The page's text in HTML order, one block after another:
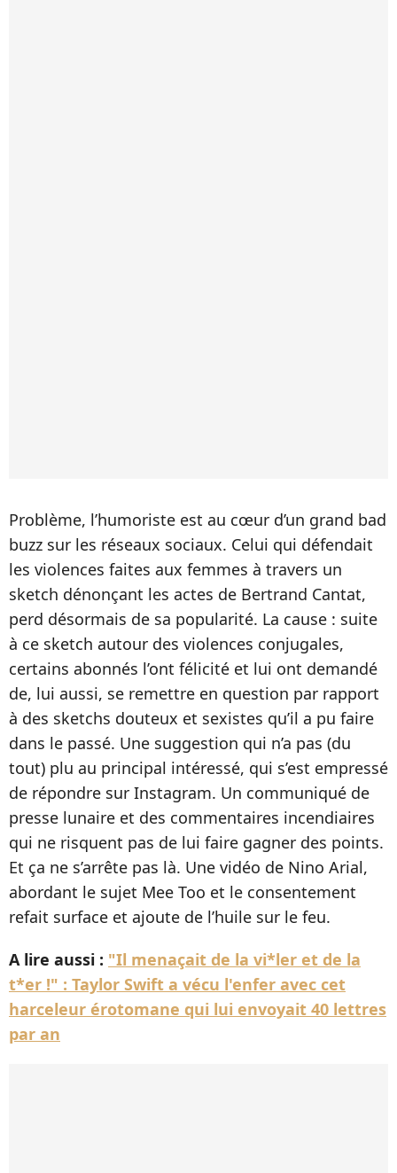
Problème, l’humoriste est au cœur d’un grand bad
buzz sur les réseaux sociaux. Celui qui défendait
les violences faites aux femmes à travers un
sketch dénonçant les actes de Bertrand Cantat,
perd désormais de sa popularité. La cause : suite
à ce sketch autour des violences conjugales,
certains abonnés l’ont félicité et lui ont demandé
de, lui aussi, se remettre en question par rapport
à des sketchs douteux et sexistes qu’il a pu faire
dans le passé. Une suggestion qui n’a pas (du
tout) plu au principal intéressé, qui s’est empressé
de répondre sur Instagram. Un communiqué de
presse lunaire et des commentaires incendiaires
qui ne risquent pas de lui faire gagner des points.
Et ça ne s’arrête pas là. Une vidéo de Nino Arial,
abordant le sujet Mee Too et le consentement
refait surface et ajoute de l’huile sur le feu.
A lire aussi : "Il menaçait de la vi*ler et de la
t*er !" : Taylor Swift a vécu l'enfer avec cet
harceleur érotomane qui lui envoyait 40 lettres
par an